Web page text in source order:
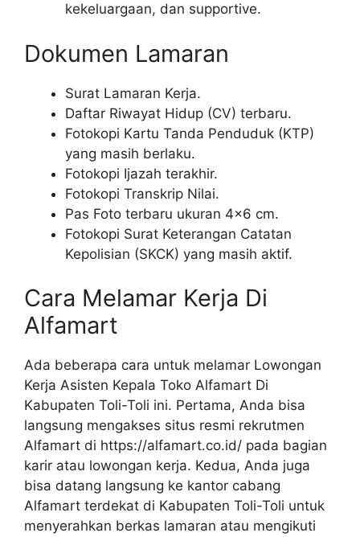
kekeluargaan, dan supportive.
Dokumen Lamaran
Surat Lamaran Kerja.
Daftar Riwayat Hidup (CV) terbaru.
Fotokopi Kartu Tanda Penduduk (KTP)
yang masih berlaku.
Fotokopi Ijazah terakhir.
Fotokopi Transkrip Nilai.
Pas Foto terbaru ukuran 4×6 cm.
Fotokopi Surat Keterangan Catatan
Kepolisian (SKCK) yang masih aktif.
Cara Melamar Kerja Di
Alfamart
Ada beberapa cara untuk melamar Lowongan
Kerja Asisten Kepala Toko Alfamart Di
Kabupaten Toli-Toli ini. Pertama, Anda bisa
langsung mengakses situs resmi rekrutmen
Alfamart di https://alfamart.co.id/ pada bagian
karir atau lowongan kerja. Kedua, Anda juga
bisa datang langsung ke kantor cabang
Alfamart terdekat di Kabupaten Toli-Toli untuk
menyerahkan berkas lamaran atau mengikuti